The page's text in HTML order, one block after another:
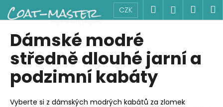
Přejít
na
obsah
CZK Hledat
Dámské modré
středně dlouhé jarní a
podzimní kabáty
Vyberte si z dámských modrých kabátů za zlomek
o
C
o
p
o